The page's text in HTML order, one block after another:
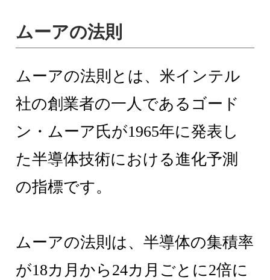
ムーアの法則
ムーアの法則とは、米インテル
社の創業者の一人であるゴード
ン・ムーア氏が1965年に発表し
た半導体技術における進化予測
の指標です。
ムーアの法則は、半導体の集積率
が18カ月から24カ月ごとに2倍に